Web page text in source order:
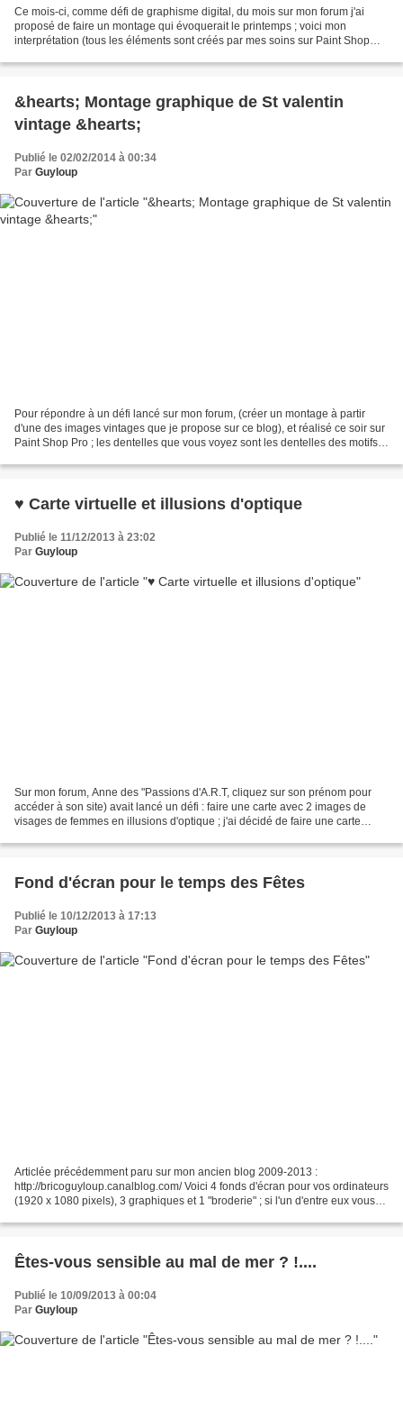
Ce mois-ci, comme défi de graphisme digital, du mois sur mon forum j'ai
proposé de faire un montage qui évoquerait le printemps ; voici mon
interprétation (tous les éléments sont créés par mes soins sur Paint Shop
&hearts; Montage graphique de St valentin
vintage &hearts;
Publié le 02/02/2014 à 00:34
Par Guyloup
Pour répondre à un défi lancé sur mon forum, (créer un montage à partir
d'une des images vintages que je propose sur ce blog), et réalisé ce soir sur
Paint Shop Pro ; les dentelles que vous voyez sont les dentelles des motifs
♥ Carte virtuelle et illusions d'optique
Publié le 11/12/2013 à 23:02
Par Guyloup
Sur mon forum, Anne des "Passions d'A.R.T, cliquez sur son prénom pour
accéder à son site) avait lancé un défi : faire une carte avec 2 images de
visages de femmes en illusions d'optique ; j'ai décidé de faire une carte
Fond d'écran pour le temps des Fêtes
Publié le 10/12/2013 à 17:13
Par Guyloup
Articlée précédemment paru sur mon ancien blog 2009-2013 :
http://bricoguyloup.canalblog.com/ Voici 4 fonds d'écran pour vos ordinateurs
(1920 x 1080 pixels), 3 graphiques et 1 "broderie" ; si l'un d'entre eux vous
Êtes-vous sensible au mal de mer ? !....
Publié le 10/09/2013 à 00:04
Par Guyloup